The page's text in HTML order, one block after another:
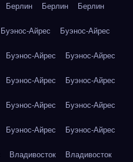
Берлин Берлин Берлин
Буэнос-Айрес Буэнос-Айрес
Буэнос-Айрес Буэнос-Айрес
Буэнос-Айрес Буэнос-Айрес
Буэнос-Айрес Буэнос-Айрес
Буэнос-Айрес Буэнос-Айрес
Владивосток Владивосток